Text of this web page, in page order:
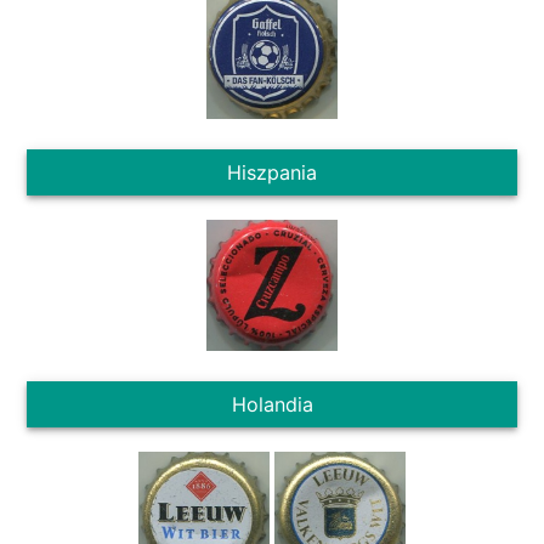
Hiszpania
Holandia